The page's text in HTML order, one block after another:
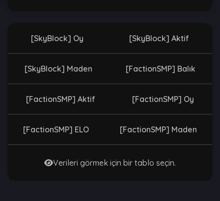
[SkyBlock] Oy [SkyBlock] Aktif
[SkyBlock] Maden [FactionSMP] Balık
[FactionSMP] Aktif [FactionSMP] Oy
[FactionSMP] ELO [FactionSMP] Maden
Verileri görmek için bir tablo seçin.